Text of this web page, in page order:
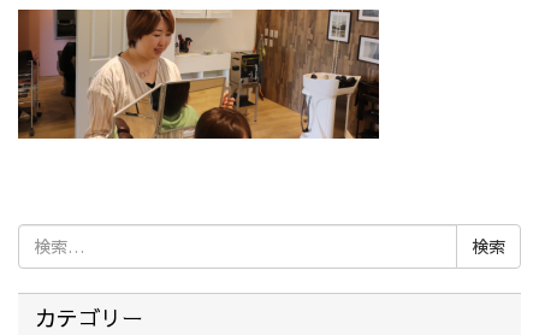
索:
カテゴリー